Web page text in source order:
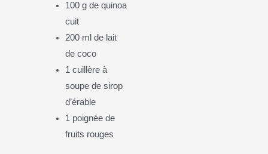
100 g de quinoa
cuit
200 ml de lait
de coco
1 cuillère à
soupe de sirop
d’érable
1 poignée de
fruits rouges